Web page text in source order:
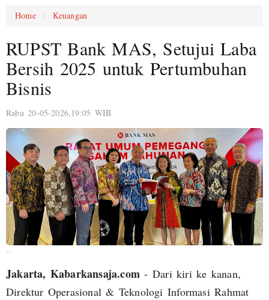
Home Keuangan
RUPST Bank MAS, Setujui Laba
Bersih 2025 untuk Pertumbuhan
Bisnis
Rabu 20-05-2026,19:05 WIB
--
Jakarta, Kabarkansaja.com - Dari kiri ke kanan,
Direktur Operasional & Teknologi Informasi Rahmat